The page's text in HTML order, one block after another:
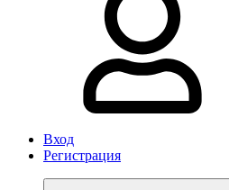
Вход
Регистрация